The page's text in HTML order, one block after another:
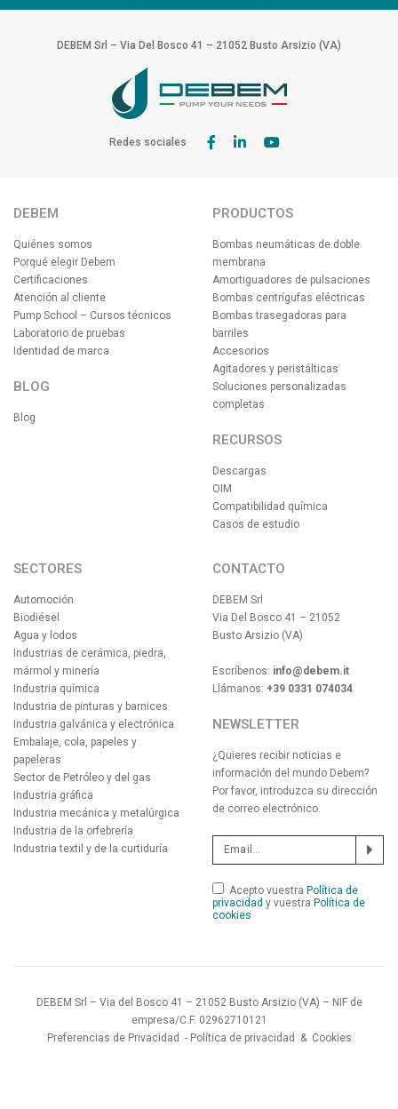
DEBEM Srl – Via Del Bosco 41 – 21052 Busto Arsizio (VA)
Redes sociales
DEBEM
Quiénes somos
Porqué elegir Debem
Certificaciones
Atención al cliente
Pump School – Cursos técnicos
Laboratorio de pruebas
Identidad de marca
BLOG
Blog
PRODUCTOS
Bombas neumáticas de doble
membrana
Amortiguadores de pulsaciones
Bombas centrígufas eléctricas
Bombas trasegadoras para
barriles
Accesorios
Agitadores y peristálticas
Soluciones personalizadas
completas
RECURSOS
Descargas
OIM
Compatibilidad química
Casos de estudio
SECTORES
Automoción
Biodiésel
Agua y lodos
Industrias de cerámica, piedra,
mármol y minería
Industria química
Industria de pinturas y barnices
Industria galvánica y electrónica
Embalaje, cola, papeles y
papeleras
Sector de Petróleo y del gas
Industria gráfica
Industria mecánica y metalúrgica
Industria de la orfebrería
Industria textil y de la curtiduría
CONTACTO
DEBEM Srl
Via Del Bosco 41 – 21052
Busto Arsizio (VA)
Escríbenos: info@debem.it
Llámanos: +39 0331 074034
NEWSLETTER
¿Quieres recibir noticias e
información del mundo Debem?
Por favor, introduzca su dirección
de correo electrónico.
Acepto vuestra Política de
privacidad y vuestra Política de
cookies
DEBEM Srl – Via del Bosco 41 – 21052 Busto Arsizio (VA) – NIF de
empresa/C.F. 02962710121
Preferencias de Privacidad - Política de privacidad & Cookies